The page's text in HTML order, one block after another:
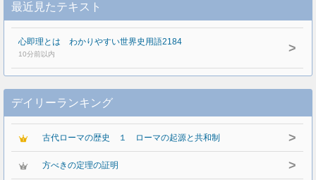
最近見たテキスト
心即理とは わかりやすい世界史用語2184
10分前以内 >
デイリーランキング
古代ローマの歴史 １ ローマの起源と共和制 >
方べきの定理の証明 >